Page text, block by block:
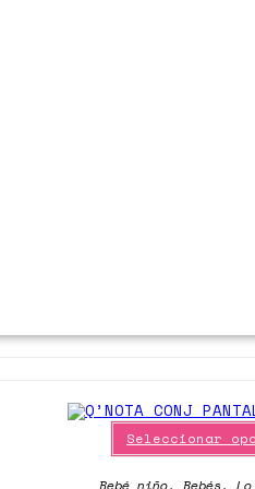
Seleccionar
Bebé niño, Bebés,